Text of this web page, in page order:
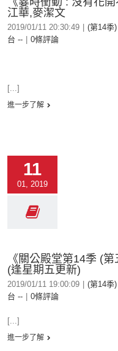
江華,麥潔文
2019/01/11 20:30:49 (第14季
台 --
0條評論
[...]
進一步了解
11
01, 2019
《關公殿堂第14季 (
(逢星期五更新)
2019/01/11 19:00:09 (第14季
台 --
0條評論
[...]
進一步了解